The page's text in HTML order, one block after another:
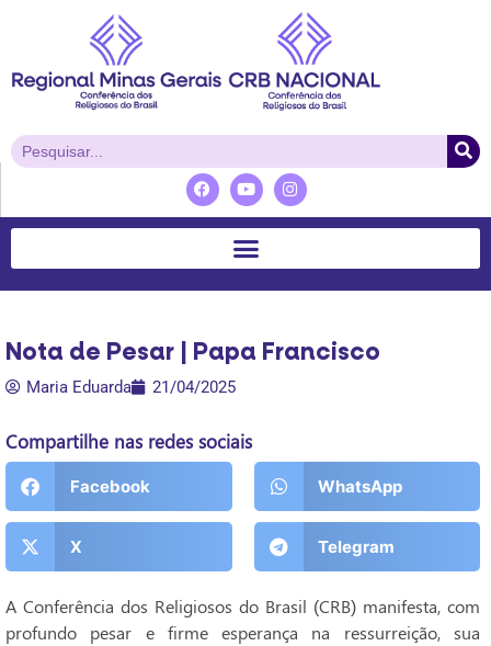
Nota de Pesar | Papa Francisco
Maria Eduarda 21/04/2025
Compartilhe nas redes sociais
Facebook WhatsApp
X Telegram
A Conferência dos Religiosos do Brasil (CRB) manifesta, com
profundo pesar e firme esperança na ressurreição, sua